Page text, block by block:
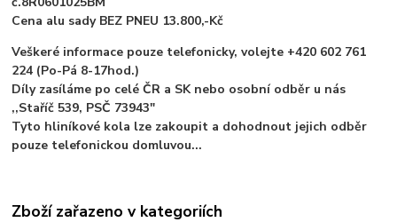
Cena alu sady BEZ PNEU 13.800,-Kč
Veškeré informace pouze telefonicky, volejte +420 602 761
224 (Po-Pá 8-17hod.)
Díly zasíláme po celé ČR a SK nebo osobní odběr u nás
,,Staříč 539, PSČ 73943"
Tyto hliníkové kola lze zakoupit a dohodnout jejich odběr
pouze telefonickou domluvou...
Zboží zařazeno v kategoriích